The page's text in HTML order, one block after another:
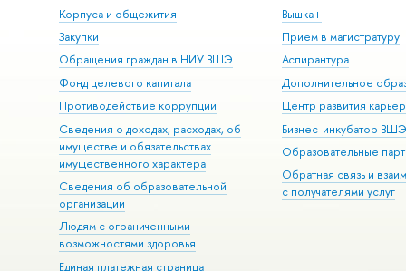
Корпуса и общежития
Закупки
Обращения граждан в НИУ ВШЭ
Фонд целевого капитала
Противодействие коррупции
Сведения о доходах, расходах, об
имуществе и обязательствах
имущественного характера
Сведения об образовательной
организации
Людям с ограниченными
возможностями здоровья
Единая платежная страница
Вышка+
Прием в магистратуру
Аспирантура
Дополнительное
Центр развития
Бизнес-инкубатор ВШЭ
Образовательные
Обратная связь и
с получателями услуг